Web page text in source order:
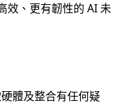
效、更有韌性的 AI 未
體及整合有任何疑